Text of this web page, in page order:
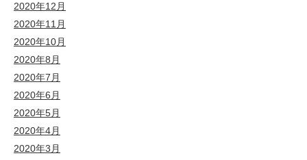
2020年12月
2020年11月
2020年10月
2020年8月
2020年7月
2020年6月
2020年5月
2020年4月
2020年3月